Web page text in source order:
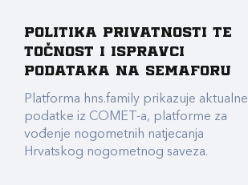
Politika privatnosti te
točnost i ispravci
podataka na Semaforu
Platforma hns.family prikazuje aktualne
podatke iz COMET-a, platforme za
vođenje nogometnih natjecanja
Hrvatskog nogometnog saveza.